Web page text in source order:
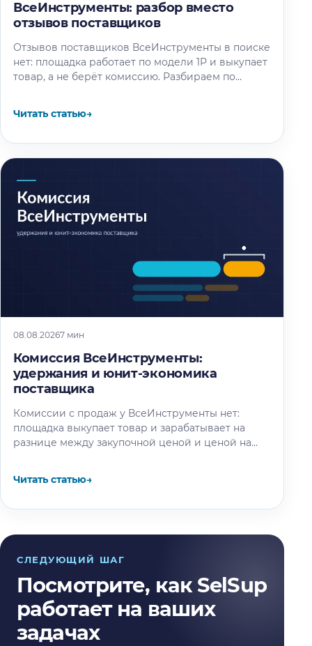
ВсеИнструменты: разбор вместо
отзывов поставщиков
Отзывов поставщиков ВсеИнструменты в поиске
нет: площадка работает по модели 1P и выкупает
товар, а не берёт комиссию. Разбираем по
Читать статью→
08.08.20267 мин
Комиссия ВсеИнструменты:
удержания и юнит-экономика
поставщика
Комиссии с продаж у ВсеИнструменты нет:
площадка выкупает товар и зарабатывает на
разнице между закупочной ценой и ценой на
Читать статью→
СЛЕДУЮЩИЙ ШАГ
Посмотрите, как SelSup
работает на ваших
задачах